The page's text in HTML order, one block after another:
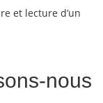
et lecture d’un
nous